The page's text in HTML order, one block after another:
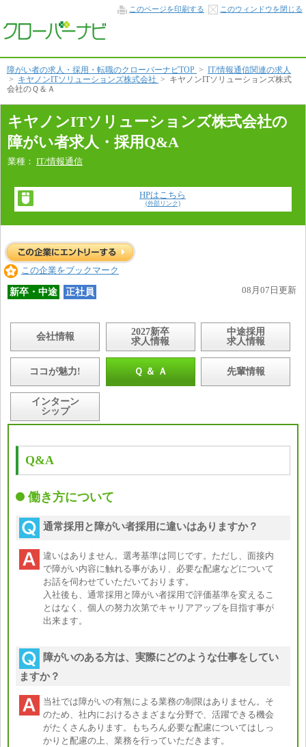
文
へ
このページを印刷する このウィンドウを閉じる
障がい者の求人・採用・転職のクローバーナビTOP > IT/情報通信関連の求人
> キヤノンITソリューションズ株式会社 > キヤノンITソリューションズ株式
会社のＱ＆Ａ
キヤノンITソリューションズ株式会社の
障がい者求人・採用Q&A
業種： IT/情報通信
HPはこちら
(外部リンク)
この企業をブックマーク
新卒・中途 正社員 08月07日更新
会社情報
2027新卒
求人情報
中途採用
求人情報
ココが魅力! Ｑ ＆ Ａ 先輩情報
インターン
シップ
Q&A
働き方について
通常採用と障がい者採用に違いはありますか？
違いはありません。選考基準は同じです。ただし、面接内
で障がい内容に触れる事があり、必要な配慮などについて
お話を伺わせていただいております。
入社後も、通常採用と障がい者採用で評価基準を変えるこ
とはなく、個人の努力次第でキャリアアップを目指す事が
出来ます。
障がいのある方は、実際にどのような仕事をしてい
ますか？
当社では障がいの有無による業務の制限はありません。そ
のため、社内におけるさまざまな分野で、活躍できる機会
がたくさんあります。もちろん必要な配慮についてはしっ
かりと配慮の上、業務を行っていただきます。